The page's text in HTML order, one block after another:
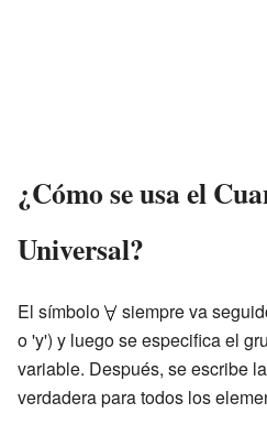
¿Cómo se usa el
Universal?
El símbolo
siempre va
o 'y') y luego se especifica el
variable. Después, se escribe
verdadera para todos los